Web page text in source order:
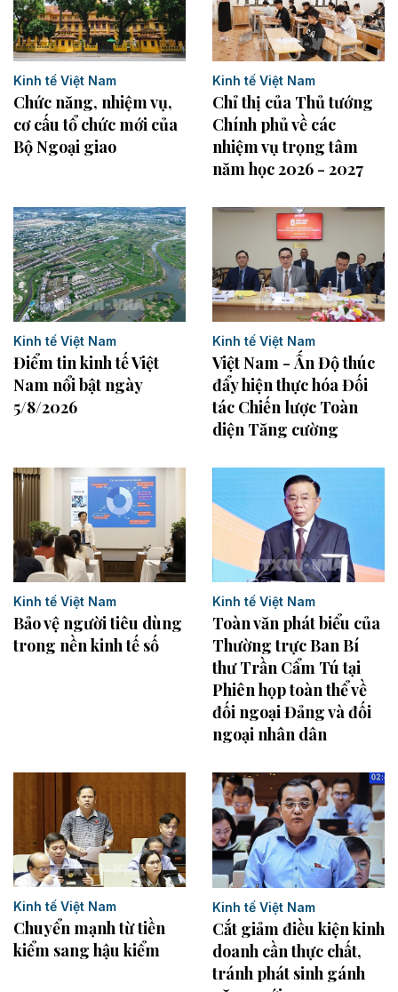
Kinh tế Việt Nam
Chức năng, nhiệm vụ,
cơ cấu tổ chức mới của
Bộ Ngoại giao
Kinh tế Việt Nam
Chỉ thị của Thủ tướng
Chính phủ về các
nhiệm vụ trọng tâm
năm học 2026 - 2027
Kinh tế Việt Nam
Điểm tin kinh tế Việt
Nam nổi bật ngày
5/8/2026
Kinh tế Việt Nam
Việt Nam - Ấn Độ thúc
đẩy hiện thực hóa Đối
tác Chiến lược Toàn
diện Tăng cường
Kinh tế Việt Nam
Bảo vệ người tiêu dùng
trong nền kinh tế số
Kinh tế Việt Nam
Toàn văn phát biểu của
Thường trực Ban Bí
thư Trần Cẩm Tú tại
Phiên họp toàn thể về
đối ngoại Đảng và đối
ngoại nhân dân
Kinh tế Việt Nam
Chuyển mạnh từ tiền
kiểm sang hậu kiểm
Kinh tế Việt Nam
Cắt giảm điều kiện kinh
doanh cần thực chất,
tránh phát sinh gánh